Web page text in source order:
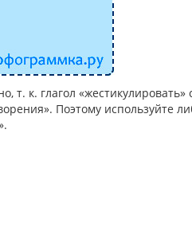
т. к. глагол
Поэтому используйте